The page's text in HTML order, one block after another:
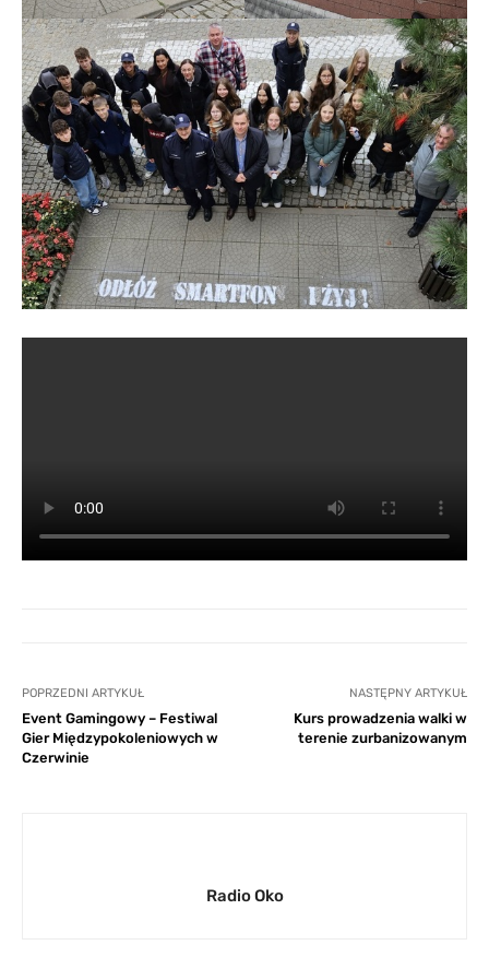
POPRZEDNI ARTYKUŁ
Event Gamingowy – Festiwal
Gier Międzypokoleniowych w
Czerwinie
NASTĘPNY ARTYKUŁ
Kurs prowadzenia walki w
terenie zurbanizowanym
Radio Oko